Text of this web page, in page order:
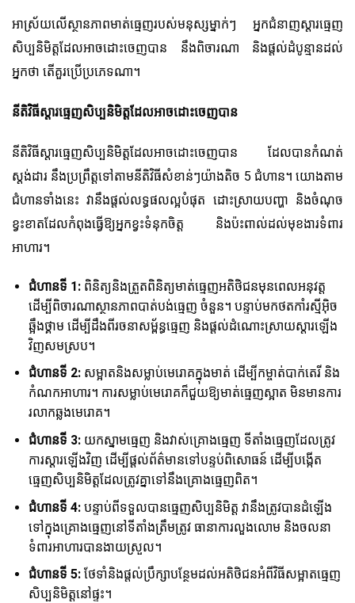
អាស្រ័យលើស្ថានភាពមាត់ធ្មេញរបស់មនុស្សម្នាក់ៗ អ្នកជំនាញស្តារធ្មេញ
សិប្បនិមិត្តដែលអាចដោះចេញបាន នឹងពិចារណា និងផ្តល់ដំបូន្មានដល់
អ្នកថា តើគួរប្រើប្រភេទណា។
នីតិវិធីស្តារធ្មេញសិប្បនិមិត្តដែលអាចដោះចេញបាន
នីតិវិធីស្តារធ្មេញសិប្បនិមិត្តដែលអាចដោះចេញបាន ដែលបានកំណត់
ស្តង់ដារ នឹងប្រព្រឹត្តទៅតាមនីតិវិធីសំខាន់ៗយ៉ាងតិច 5 ជំហាន។ យោងតាម
ជំហានទាំងនេះ វានឹងផ្តល់លទ្ធផលល្អបំផុត ដោះស្រាយបញ្ហា និងចំណុច
ខ្វះខាតដែលកំពុងធ្វើឱ្យអ្នកខ្វះទំនុកចិត្ត និងប៉ះពាល់ដល់មុខងារទំពារ
អាហារ។
ជំហានទី 1:ពិនិត្យនិងត្រួតពិនិត្យមាត់ធ្មេញអតិថិជនមុនពេលអនុវត្ត
ដើម្បីពិចារណាស្ថានភាពបាត់បង់ធ្មេញ ចំនួន។ បន្ទាប់មកថតកាំរស្មីអ៊ិច
ឆ្អឹងថ្គាម ដើម្បីដឹងពី​រចនាសម្ព័ន្ធ​ធ្មេញ និងផ្តល់ដំណោះស្រាយស្តារឡើង
វិញសមស្រប។
ជំហានទី 2:សម្អាតនិងសម្លាប់មេរោគក្នុងមាត់ ដើម្បីកម្ចាត់បាក់តេរី និង
កំណកអាហារ។ ការសម្លាប់មេរោគក៏ជួយឱ្យមាត់ធ្មេញស្អាត មិនមានការ
រលាកឆ្លងមេរោគ។
ជំហានទី 3:យកស្នាមធ្មេញ និងវាស់គ្រោងធ្មេញ ទីតាំងធ្មេញដែលត្រូវ
ការស្តារឡើងវិញ ដើម្បីផ្តល់ព័ត៌មានទៅបន្ទប់ពិសោធន៍ ដើម្បីបង្កើត
ធ្មេញសិប្បនិមិត្តដែលត្រូវគ្នាទៅនឹងគ្រោងធ្មេញពិត។
ជំហានទី 4:បន្ទាប់ពីទទួលបានធ្មេញសិប្បនិមិត្ត វានឹងត្រូវបានដំឡើង
ទៅក្នុងគ្រោងធ្មេញនៅទីតាំងត្រឹមត្រូវ ធានាការលួងលោម និងចលនា
ទំពារអាហារបានងាយស្រួល។
ជំហានទី 5:ថែទាំនិងផ្តល់ប្រឹក្សាបន្ថែមដល់អតិថិជនអំពីវិធីសម្អាតធ្មេញ
សិប្បនិមិត្តនៅផ្ទះ។